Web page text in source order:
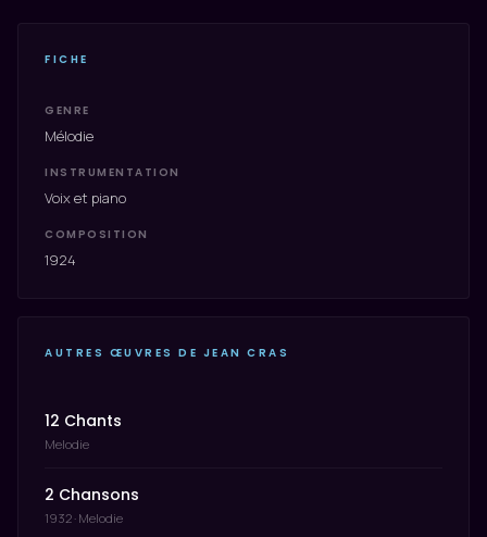
FICHE
GENRE
Mélodie
INSTRUMENTATION
Voix et piano
COMPOSITION
1924
AUTRES ŒUVRES DE JEAN CRAS
12 Chants
Melodie
2 Chansons
1932 · Melodie